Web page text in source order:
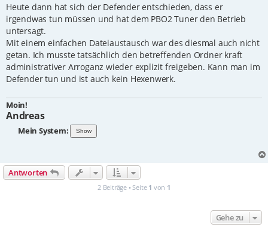
Heute dann hat sich der Defender entschieden, dass er
irgendwas tun müssen und hat dem PBO2 Tuner den Betrieb
untersagt.
Mit einem einfachen Dateiaustausch war des diesmal auch nicht
getan. Ich musste tatsächlich den betreffenden Ordner kraft
administrativer Arroganz wieder explizit freigeben. Kann man im
Defender tun und ist auch kein Hexenwerk.
Moin!
Andreas
Mein System:
Antworten
2 Beiträge • Seite 1 von 1
Gehe zu